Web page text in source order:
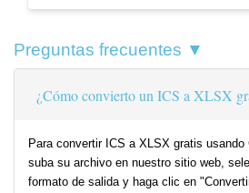
Preguntas frecuentes ▼
¿Cómo convierto un ICS a XLSX
Para convertir ICS a XLSX gratis
suba su archivo en nuestro sitio web,
formato de salida y haga clic en